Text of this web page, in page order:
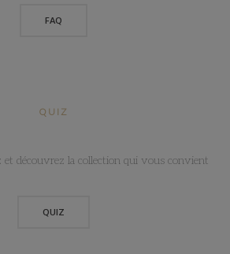
FAQ
QUIZ
et découvrez la collection qui vous convient
QUIZ